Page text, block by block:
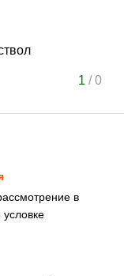
1 /0
в